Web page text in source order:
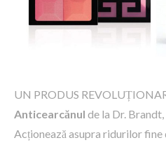
UN PRODUS
Anticearcănul de la Dr.
Acționează asupra ridurilor